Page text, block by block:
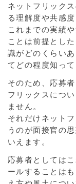
ネットフリック
る理解度や共感
これまでの実績
ことは前提とし
識がどのくらい
てどの程度知っ
そのため、応募
フリックスにつ
ません。
それだけネット
うのが面接官の
いえます。
応募者としては
ールすることは